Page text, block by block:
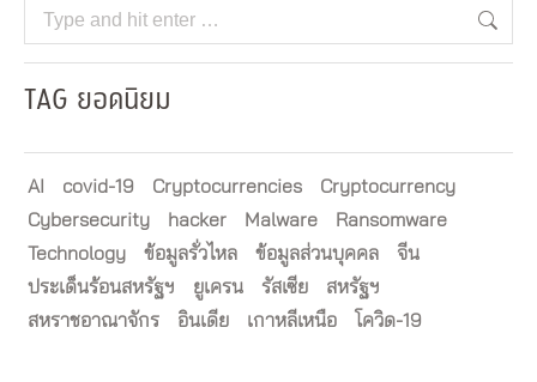
Search:
TAG ยอดนิยม
AI covid-19 Cryptocurrencies
Cryptocurrency
Cybersecurity
hacker Malware
Ransomware
Technology
ข้อมูลรั่วไหล ข้อมูลส่วนบุคคล
จีน
ประเด็นร้อนสหรัฐฯ
ยูเครน รัสเซีย
สหรัฐฯ
สหราชอาณาจักร
อินเดีย เกาหลีเหนือ โควิด-19